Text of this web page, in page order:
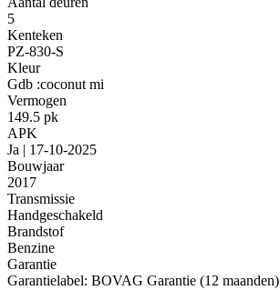
5
Kenteken
PZ-830-S
Kleur
Gdb :coconut mi
Vermogen
149.5 pk
APK
Ja | 17-10-2025
Bouwjaar
2017
Transmissie
Handgeschakeld
Brandstof
Benzine
Garantie
Garantielabel: BOVAG Garantie (12 maanden)